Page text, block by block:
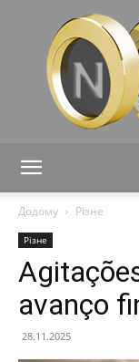
Додому
Різне
Різне
avanço
28.11.2025